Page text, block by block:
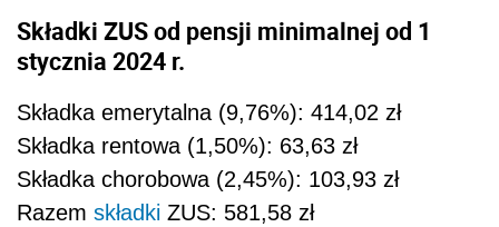
Składki ZUS od pensji minimalnej od 1
stycznia 2024 r.
Składka emerytalna (9,76%): 414,02 zł
Składka rentowa (1,50%): 63,63 zł
Składka chorobowa (2,45%): 103,93 zł
Razem składki ZUS: 581,58 zł